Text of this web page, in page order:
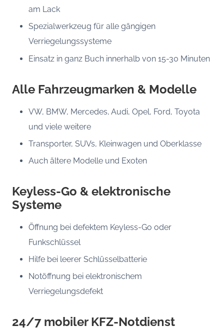
am Lack
Spezialwerkzeug für alle gängigen
Verriegelungssysteme
Einsatz in ganz Buch innerhalb von 15-30 Minuten
Alle Fahrzeugmarken & Modelle
VW, BMW, Mercedes, Audi, Opel, Ford, Toyota
und viele weitere
Transporter, SUVs, Kleinwagen und Oberklasse
Auch ältere Modelle und Exoten
Keyless-Go & elektronische
Systeme
Öffnung bei defektem Keyless-Go oder
Funkschlüssel
Hilfe bei leerer Schlüsselbatterie
Notöffnung bei elektronischem
Verriegelungsdefekt
24/7 mobiler KFZ-Notdienst